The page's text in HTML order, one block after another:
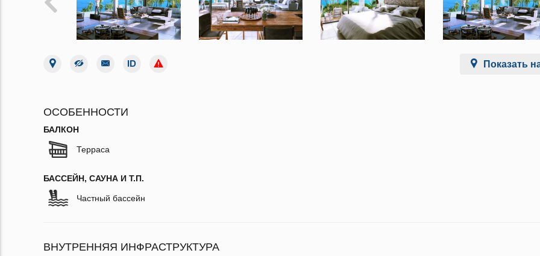
Показать
ОСОБЕННОСТИ
БАЛКОН
Терраса
БАССЕЙН, САУНА И Т.П.
Частный бассейн
ВНУТРЕННЯЯ ИНФРАСТРУКТУРА